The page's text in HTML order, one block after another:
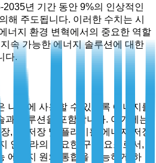
2035년 기간 동안 9%의 인상적인
해 주도됩니다. 이러한 수치는 시
너지 환경 변혁에서의 중요한 역할
속 가능한 에너지 솔루션에 대한
다.
나중에 사용할 수 있도록 에너지를
과 솔루션을 포함합니다. 여기에는
, 열 저장 및 플라이휠 에너지 저장
인프라의 중요한 구성 요소로서,
에너지 원의 통합을 가능하게 하